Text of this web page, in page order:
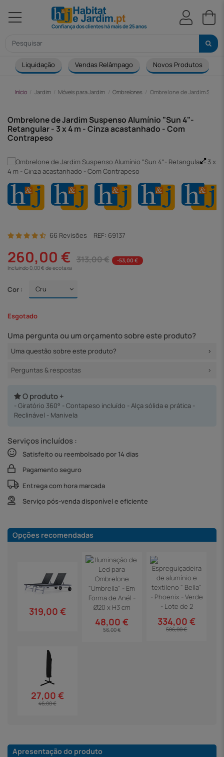
Liquidação Vendas Relâmpago Novos Produtos
Início Jardim Móveis para Jardim Ombrelones Ombrelone de Jardim
Ombrelone de Jardim Suspenso Alumínio "Sun 4"-
Retangular - 3 x 4 m - Cinza acastanhado - Com
Contrapeso
-53,00 €
66 Revisões REF: 69137
260,00 € 313,00 €
-53,00 €
Incluindo 0,00 € de ecotaxa
Cor :
Esgotado
Uma pergunta ou um orçamento sobre este produto?
Uma questão sobre este produto?
Perguntas & respostas
O produto +
- Giratório 360° - Contapeso incluído - Alça sólida e prática -
Reclinável - Manivela
Serviços incluídos :
Satisfeito ou reembolsado por 14 dias
Pagamento seguro
Entrega com hora marcada
Serviço pós-venda disponível e eficiente
Opções recomendadas
319,00 €
48,00 €
56,00 €
334,00 €
586,00 €
27,00 €
46,00 €
Apresentação do produto